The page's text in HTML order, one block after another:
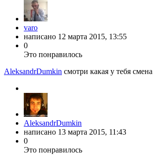
varo
написано 12 марта 2015, 13:55
0
Это понравилось
AleksandrDumkin смотри какая у тебя
AleksandrDumkin
написано 13 марта 2015, 11:43
0
Это понравилось